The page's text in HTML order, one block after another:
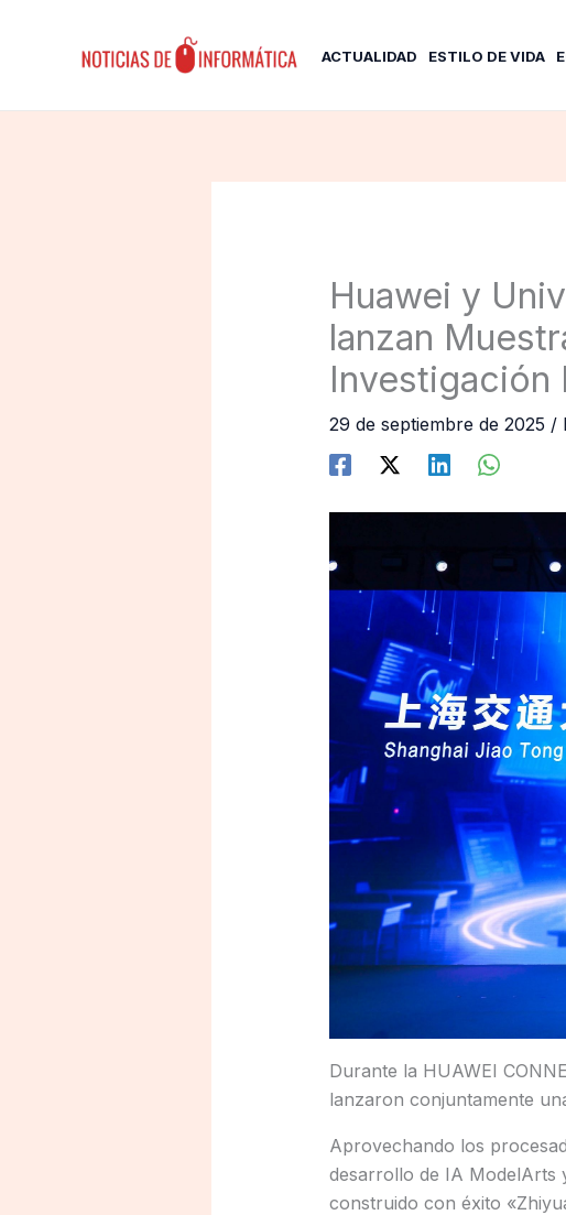
ACTUALIDAD ESTILO DE VIDA
Huawei y
lanzan
Investigación
29 de septiembre de 2025 /
Durante la HUAWEI
lanzaron conjuntamente
Aprovechando los
desarrollo de IA ModelArts
construido con éxito